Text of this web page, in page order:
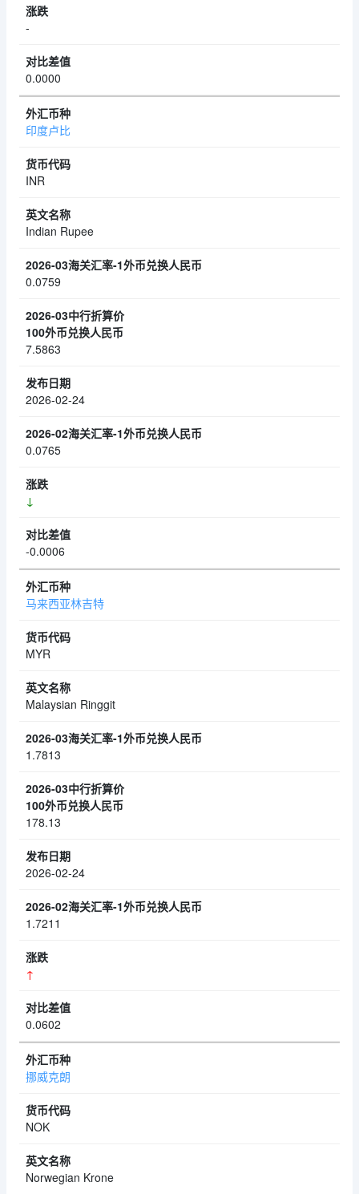
-
0.0000
印度卢比
INR
Indian Rupee
0.0759
7.5863
2026-02-24
0.0765
↓
-0.0006
马来西亚林吉特
MYR
Malaysian Ringgit
1.7813
178.13
2026-02-24
1.7211
↑
0.0602
挪威克朗
NOK
Norwegian Krone